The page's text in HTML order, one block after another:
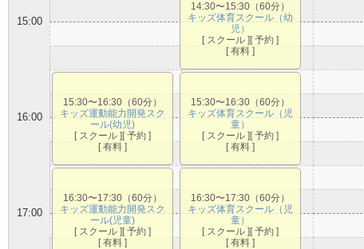
15:00
16:00
17:00
15:30〜16:30（60分）
キッズ運動能力開発スク
ール(幼児)
[ スクール ][ 予約 ]
[ 有料 ]
16:30〜17:30（60分）
キッズ運動能力開発スク
ール(児童)
[ スクール ][ 予約 ]
[ 有料 ]
14:30〜15:30（60分）
キッズ体育スクール（幼
児）
[ スクール ][ 予約 ]
[ 有料 ]
15:30〜16:30（60分）
キッズ体育スクール（児
童）
[ スクール ][ 予約 ]
[ 有料 ]
16:30〜17:30（60分）
キッズ体育スクール（児
童）
[ スクール ][ 予約 ]
[ 有料 ]